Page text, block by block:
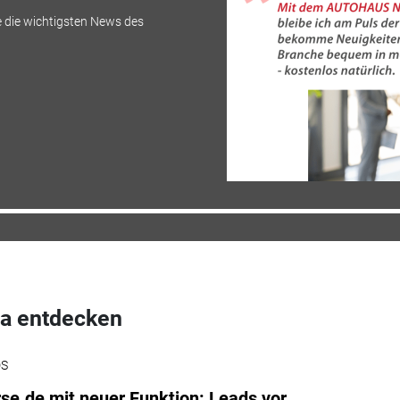
die wichtigsten News des
entdecken